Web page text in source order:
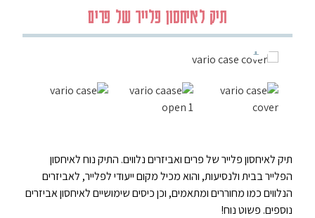
תיק לאיחסון פלייר של פרים
תיק לאיחסון פלייר של פרים ואביזרים נלווים. התיק נוח לאיחסון
הפלייר בבית ולנסיעות, והוא מכיל מקום ייעודי לפלייר, לאביזרים
הנלווים כמו מחוררים ומתאמים, וכן כיסים שימושיים לאיחסון אביזרים
נוספים. פשוט נוח!